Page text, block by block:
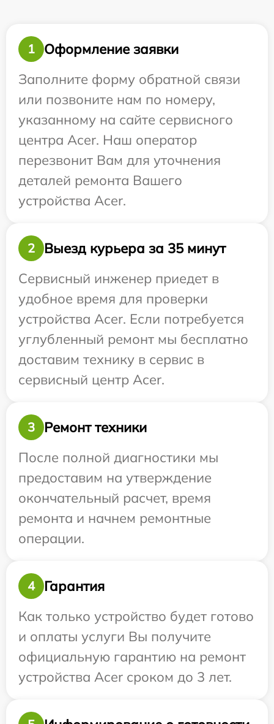
1
Оформление заявки
Заполните форму обратной связи
или позвоните нам по номеру,
указанному на сайте сервисного
центра Acer. Наш оператор
перезвонит Вам для уточнения
деталей ремонта Вашего
устройства Acer.
2
Выезд курьера за 35 минут
Сервисный инженер приедет в
удобное время для проверки
устройства Acer. Если потребуется
углубленный ремонт мы бесплатно
доставим технику в сервис в
сервисный центр Acer.
3
Ремонт техники
После полной диагностики мы
предоставим на утверждение
окончательный расчет, время
ремонта и начнем ремонтные
операции.
4
Гарантия
Как только устройство будет готово
и оплаты услуги Вы получите
официальную гарантию на ремонт
устройства Acer сроком до 3 лет.